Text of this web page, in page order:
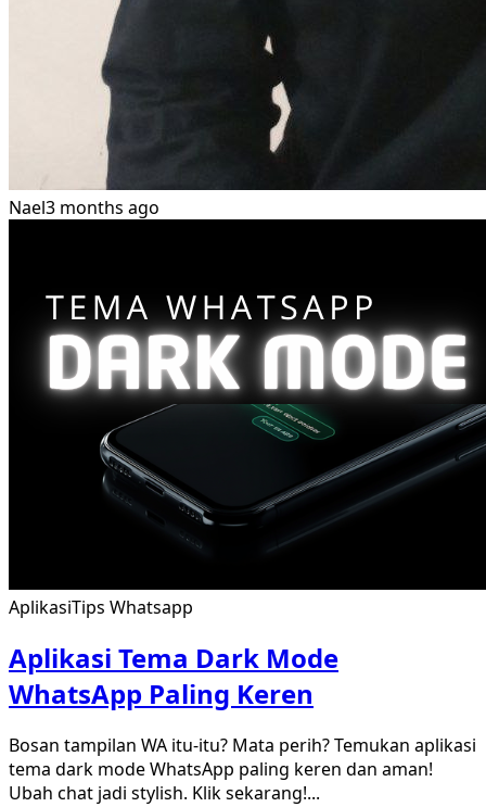
Nael3 months ago
AplikasiTips Whatsapp
Aplikasi Tema Dark Mode
WhatsApp Paling Keren
Bosan tampilan WA itu-itu? Mata perih? Temukan aplikasi
tema dark mode WhatsApp paling keren dan aman!
Ubah chat jadi stylish. Klik sekarang!...